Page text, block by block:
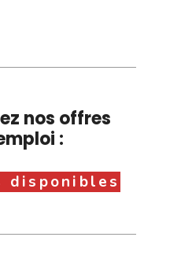
nos offres
:
disponibles